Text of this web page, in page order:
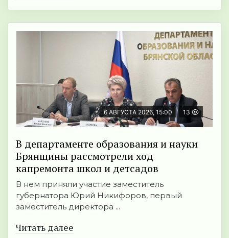
6 АВГУСТА 2026, 15:00 13
В департаменте образования и науки
Брянщины рассмотрели ход
капремонта школ и детсадов
В нем приняли участие заместитель
губернатора Юрий Никифоров, первый
заместитель директора ...
Читать далее